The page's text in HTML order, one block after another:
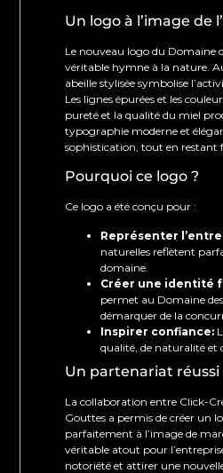
Un logo à l’image de
Le nouveau logo du Domaine
véritable hymne à la nature.
abeille stylisée symbolise
Les lignes épurées et les
pureté et la qualité du miel
typographie moderne et
sophistication, tout en restant
Pourquoi ce logo ?
Ce logo a été conçu pour :
Représenter
naturelles reflètent
domaine.
Créer une identité
permet au Domaine
démarquer de la
Inspirer confiance:
qualité, de naturalité et
Un partenariat réussi
La collaboration entre Click-
Gouttes a permis de créer un
parfaitement à l’image de
véritable atout pour
notoriété et attirer une